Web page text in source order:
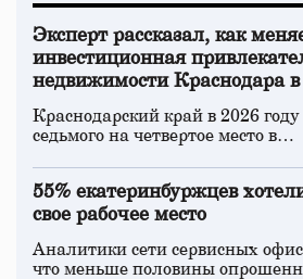
Эксперт рассказал, как
инвестиционная
недвижимости Краснодара в
Краснодарский край в 2026
седьмого на четвертое место в…
55% екатеринбуржцев
свое рабочее место
Аналитики сети сервисных
что меньше половины